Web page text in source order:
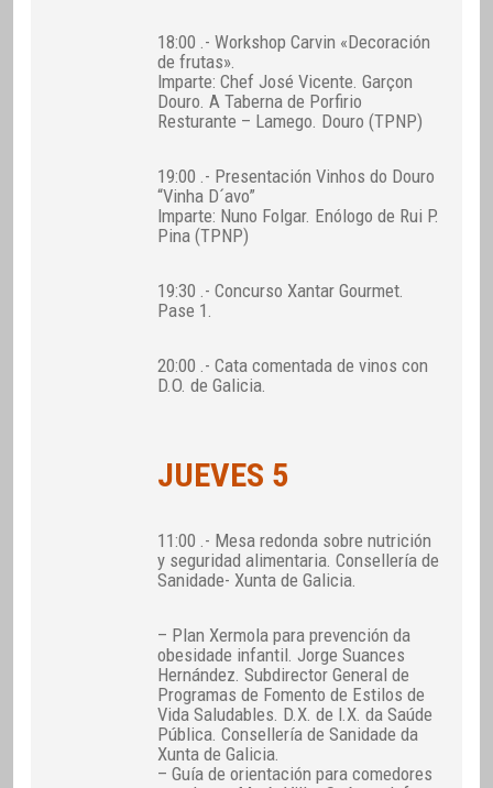
18:00 .- Workshop Carvin «Decoración
de frutas».
Imparte: Chef José Vicente. Garçon
Douro. A Taberna de Porfirio
Resturante – Lamego. Douro (TPNP)
19:00 .- Presentación Vinhos do Douro
“Vinha D´avo”
Imparte: Nuno Folgar. Enólogo de Rui P.
Pina (TPNP)
19:30 .- Concurso Xantar Gourmet.
Pase 1.
20:00 .- Cata comentada de vinos con
D.O. de Galicia.
JUEVES 5
11:00 .- Mesa redonda sobre nutrición
y seguridad alimentaria. Consellería de
Sanidade- Xunta de Galicia.
– Plan Xermola para prevención da
obesidade infantil. Jorge Suances
Hernández. Subdirector General de
Programas de Fomento de Estilos de
Vida Saludables. D.X. de I.X. da Saúde
Pública. Consellería de Sanidade da
Xunta de Galicia.
– Guía de orientación para comedores